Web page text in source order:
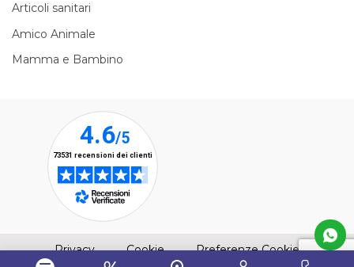
Articoli sanitari
Amico Animale
Mamma e Bambino
Privacy(apre una nuova finestra)
Cookie(apre una nuova finestra)
Preferenze Cookie